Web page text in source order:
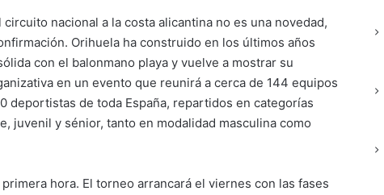
circuito nacional a la costa alicantina no es una novedad,
Orihuela ha construido en los últimos años
con el balonmano playa y vuelve a mostrar su
en un evento que reunirá a cerca de 144 equipos
deportistas de toda España, repartidos en categorías
juvenil y sénior, tanto en modalidad masculina como
hora. El torneo arrancará el viernes con las fases